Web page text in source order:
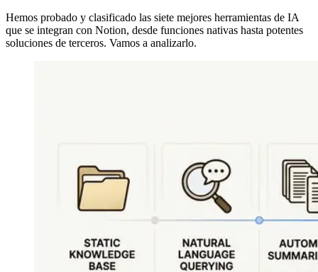
Hemos probado y clasificado las siete mejores herramientas de IA
que se integran con Notion, desde funciones nativas hasta potentes
soluciones de terceros. Vamos a analizarlo.